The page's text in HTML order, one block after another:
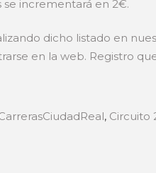
incrementará en 2€.
dicho listado en
en la web. Registro
, Circuito